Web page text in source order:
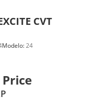
CVT
Modelo:24